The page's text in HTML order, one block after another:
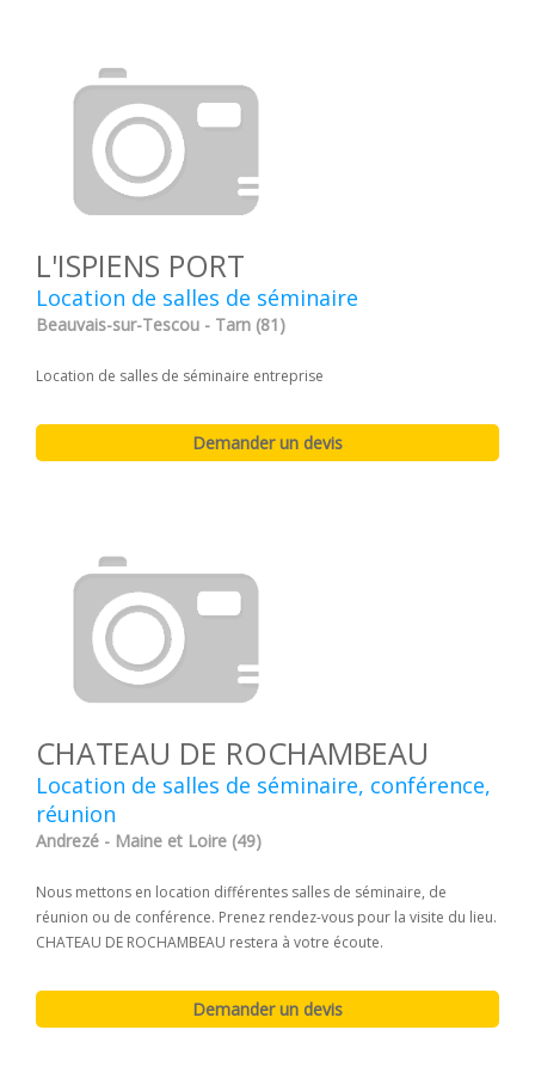
L'ISPIENS PORT
Location de salles de séminaire
Beauvais-sur-Tescou - Tarn (81)
Location de salles de séminaire entreprise
CHATEAU DE ROCHAMBEAU
Location de salles de séminaire, conférence,
réunion
Andrezé - Maine et Loire (49)
Nous mettons en location différentes salles de séminaire, de
réunion ou de conférence. Prenez rendez-vous pour la visite du lieu.
CHATEAU DE ROCHAMBEAU restera à votre écoute.